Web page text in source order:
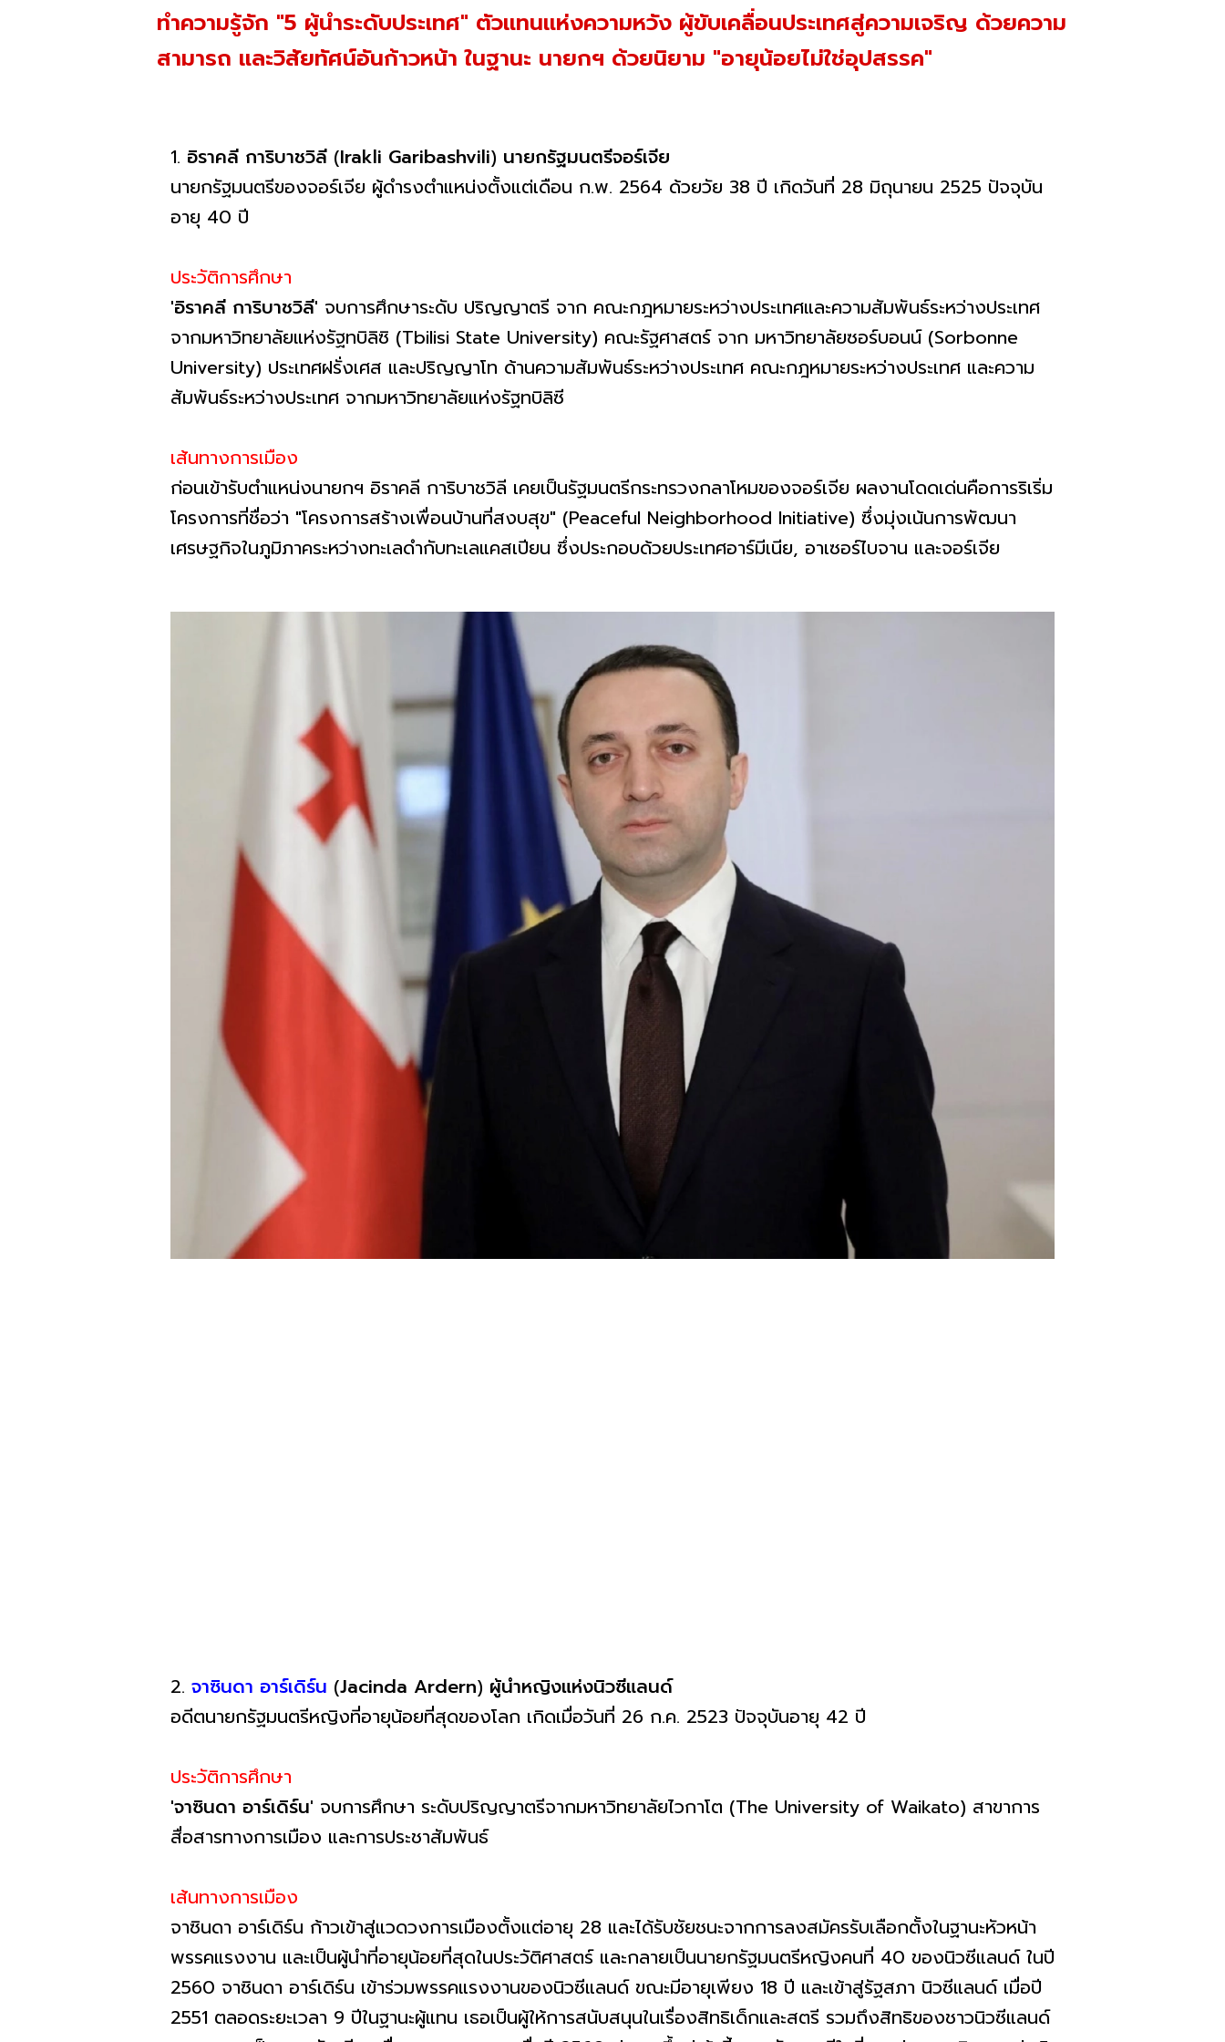
ทำความรู้จัก "5 ผู้นำระดับประเทศ" ตัวแทนแห่งความหวัง ผู้ขับเคลื่อนประเทศสู่ความเจริญ ด้วยความ
สามารถ และวิสัยทัศน์อันก้าวหน้า ในฐานะ นายกฯ ด้วยนิยาม "อายุน้อยไม่ใช่อุปสรรค"
1. อิราคลี การิบาชวิลี (Irakli Garibashvili) นายกรัฐมนตรีจอร์เจีย
นายกรัฐมนตรีของจอร์เจีย ผู้ดำรงตำแหน่งตั้งแต่เดือน ก.พ. 2564 ด้วยวัย 38 ปี เกิดวันที่ 28 มิถุนายน 2525 ปัจจุบัน
อายุ 40 ปี
ประวัติการศึกษา
'อิราคลี การิบาชวิลี' จบการศึกษาระดับ ปริญญาตรี จาก คณะกฎหมายระหว่างประเทศและความสัมพันธ์ระหว่างประเทศ
จากมหาวิทยาลัยแห่งรัฐทบิลิซิ (Tbilisi State University) คณะรัฐศาสตร์ จาก มหาวิทยาลัยซอร์บอนน์ (Sorbonne
University) ประเทศฝรั่งเศส และปริญญาโท ด้านความสัมพันธ์ระหว่างประเทศ คณะกฎหมายระหว่างประเทศ และความ
สัมพันธ์ระหว่างประเทศ จากมหาวิทยาลัยแห่งรัฐทบิลิซี
เส้นทางการเมือง
ก่อนเข้ารับตำแหน่งนายกฯ อิราคลี การิบาชวิลี เคยเป็นรัฐมนตรีกระทรวงกลาโหมของจอร์เจีย ผลงานโดดเด่นคือการริเริ่ม
โครงการที่ชื่อว่า "โครงการสร้างเพื่อนบ้านที่สงบสุข" (Peaceful Neighborhood Initiative) ซึ่งมุ่งเน้นการพัฒนา
เศรษฐกิจในภูมิภาคระหว่างทะเลดำกับทะเลแคสเปียน ซึ่งประกอบด้วยประเทศอาร์มีเนีย, อาเซอร์ไบจาน และจอร์เจีย
2. จาซินดา อาร์เดิร์น (Jacinda Ardern) ผู้นำหญิงแห่งนิวซีแลนด์
อดีตนายกรัฐมนตรีหญิงที่อายุน้อยที่สุดของโลก เกิดเมื่อวันที่ 26 ก.ค. 2523 ปัจจุบันอายุ 42 ปี
ประวัติการศึกษา
'จาซินดา อาร์เดิร์น' จบการศึกษา ระดับปริญญาตรีจากมหาวิทยาลัยไวกาโต (The University of Waikato) สาขาการ
สื่อสารทางการเมือง และการประชาสัมพันธ์
เส้นทางการเมือง
จาซินดา อาร์เดิร์น ก้าวเข้าสู่แวดวงการเมืองตั้งแต่อายุ 28 และได้รับชัยชนะจากการลงสมัครรับเลือกตั้งในฐานะหัวหน้า
พรรคแรงงาน และเป็นผู้นำที่อายุน้อยที่สุดในประวัติศาสตร์ และกลายเป็นนายกรัฐมนตรีหญิงคนที่ 40 ของนิวซีแลนด์ ในปี
2560 จาซินดา อาร์เดิร์น เข้าร่วมพรรคแรงงานของนิวซีแลนด์ ขณะมีอายุเพียง 18 ปี และเข้าสู่รัฐสภา นิวซีแลนด์ เมื่อปี
2551 ตลอดระยะเวลา 9 ปีในฐานะผู้แทน เธอเป็นผู้ให้การสนับสนุนในเรื่องสิทธิเด็กและสตรี รวมถึงสิทธิของชาวนิวซีแลนด์